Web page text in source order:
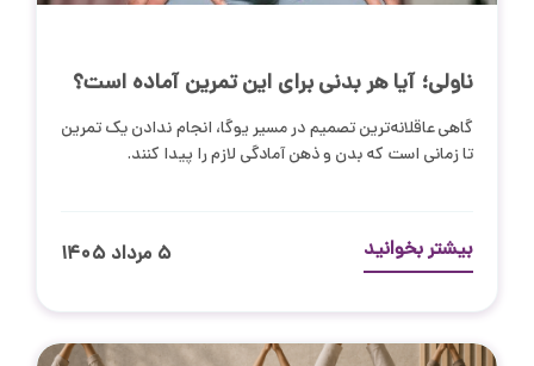
ناولی؛ آیا هر بدنی برای این تمرین آماده است؟
گاهی عاقلانه‌ترین تصمیم در مسیر یوگا، انجام ندادن یک تمرین
تا زمانی است که بدن و ذهن آمادگی لازم را پیدا کنند.
بیشتر بخوانید ۵ مرداد ۱۴۰۵